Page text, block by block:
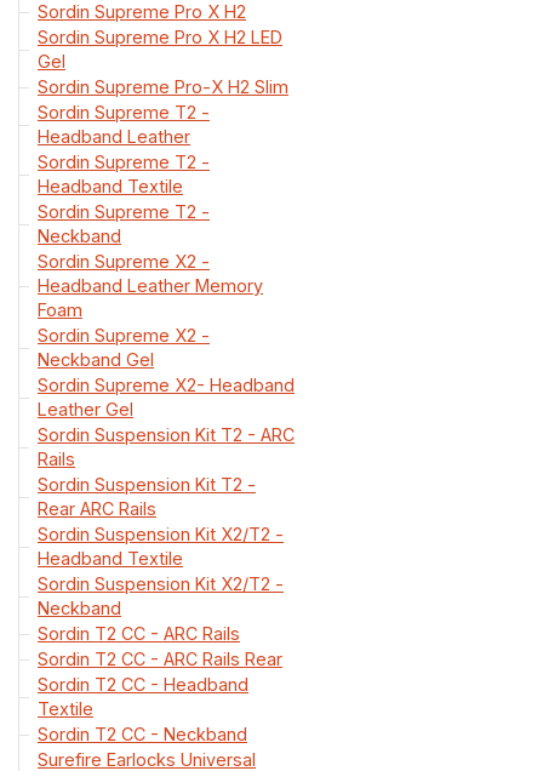
Sordin Supreme Pro X H2
Sordin Supreme Pro X H2 LED
Gel
Sordin Supreme Pro-X H2 Slim
Sordin Supreme T2 -
Headband Leather
Sordin Supreme T2 -
Headband Textile
Sordin Supreme T2 -
Neckband
Sordin Supreme X2 -
Headband Leather Memory
Foam
Sordin Supreme X2 -
Neckband Gel
Sordin Supreme X2- Headband
Leather Gel
Sordin Suspension Kit T2 - ARC
Rails
Sordin Suspension Kit T2 -
Rear ARC Rails
Sordin Suspension Kit X2/T2 -
Headband Textile
Sordin Suspension Kit X2/T2 -
Neckband
Sordin T2 CC - ARC Rails
Sordin T2 CC - ARC Rails Rear
Sordin T2 CC - Headband
Textile
Sordin T2 CC - Neckband
Surefire Earlocks Universal